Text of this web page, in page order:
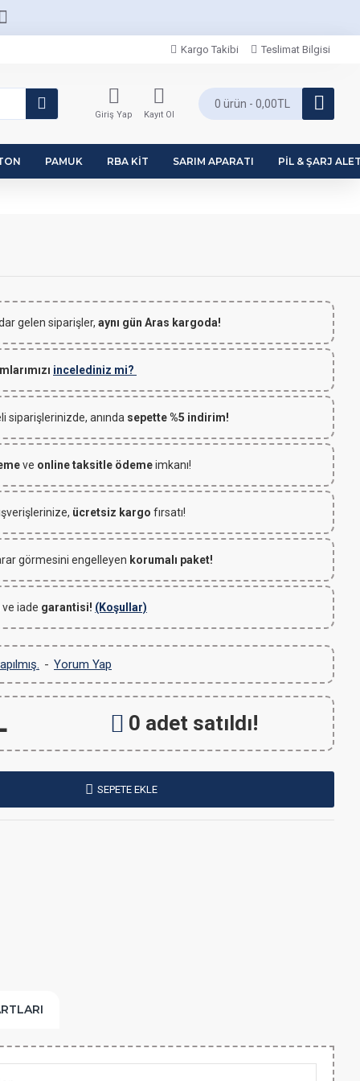
Kargo Takibi Teslimat Bilgisi
Giriş Yap Kayıt Ol
0 ürün - 0,00TL
PAMUK RBA KIT SARIM APARATI PIL & ŞARJ
gelen siparişler, aynı gün Aras kargoda!
incelediniz mi?
siparişlerinizde, anında sepette %5 indirim!
ve online taksitle ödemeimkanı!
ücretsiz kargo fırsatı!
görmesini engelleyen korumalı paket!
iade garantisi! (Koşullar)
- Yorum Yap
0 adet satıldı!
SEPETE EKLE